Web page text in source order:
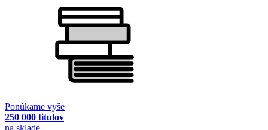
Ponúkame vyše
250 000 titulov
na sklade